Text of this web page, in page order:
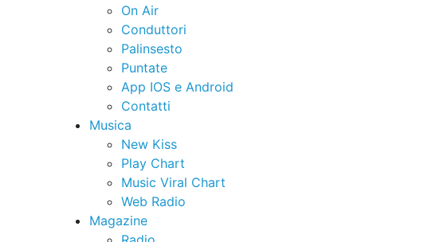
On Air
Conduttori
Palinsesto
Puntate
App IOS e Android
Contatti
Musica
New Kiss
Play Chart
Music Viral Chart
Web Radio
Magazine